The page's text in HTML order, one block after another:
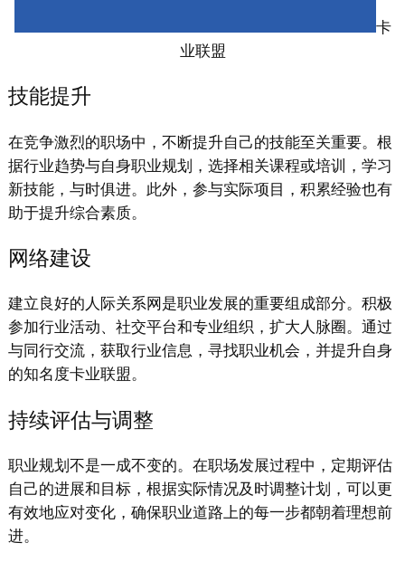
卡
业联盟
技能提升
在竞争激烈的职场中，不断提升自己的技能至关重要。根
据行业趋势与自身职业规划，选择相关课程或培训，学习
新技能，与时俱进。此外，参与实际项目，积累经验也有
助于提升综合素质。
网络建设
建立良好的人际关系网是职业发展的重要组成部分。积极
参加行业活动、社交平台和专业组织，扩大人脉圈。通过
与同行交流，获取行业信息，寻找职业机会，并提升自身
的知名度卡业联盟。
持续评估与调整
职业规划不是一成不变的。在职场发展过程中，定期评估
自己的进展和目标，根据实际情况及时调整计划，可以更
有效地应对变化，确保职业道路上的每一步都朝着理想前
进。